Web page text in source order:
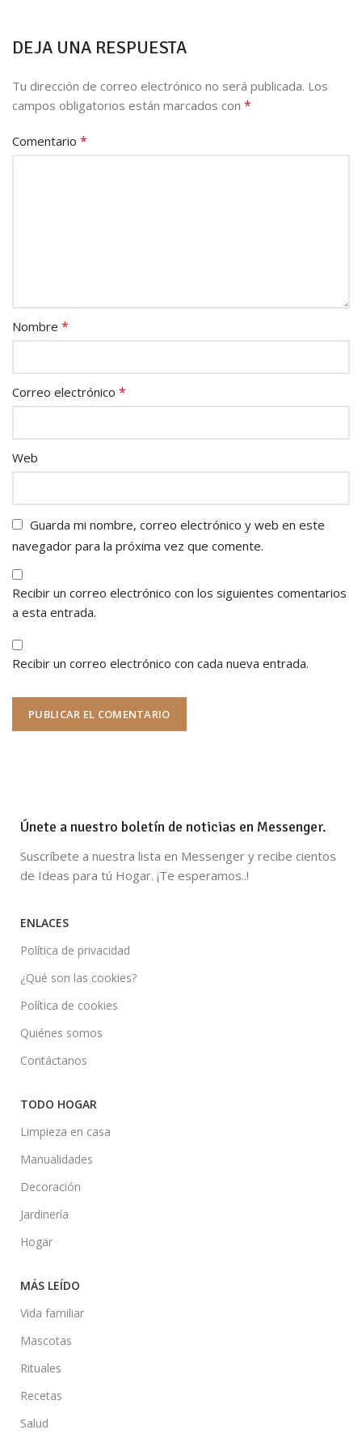
DEJA UNA RESPUESTA
Tu dirección de correo electrónico no será publicada. Los
campos obligatorios están marcados con *
Comentario *
Nombre *
Correo electrónico *
Web
Guarda mi nombre, correo electrónico y web en este
navegador para la próxima vez que comente.
Recibir un correo electrónico con los siguientes comentarios
a esta entrada.
Recibir un correo electrónico con cada nueva entrada.
Únete a nuestro boletín de noticias en Messenger.
Suscríbete a nuestra lista en Messenger y recibe cientos
de Ideas para tú Hogar. ¡Te esperamos..!
ENLACES
Política de privacidad
¿Qué son las cookies?
Política de cookies
Quiénes somos
Contáctanos
TODO HOGAR
Limpieza en casa
Manualidades
Decoración
Jardinería
Hogar
MÁS LEÍDO
Vida familiar
Mascotas
Rituales
Recetas
Salud